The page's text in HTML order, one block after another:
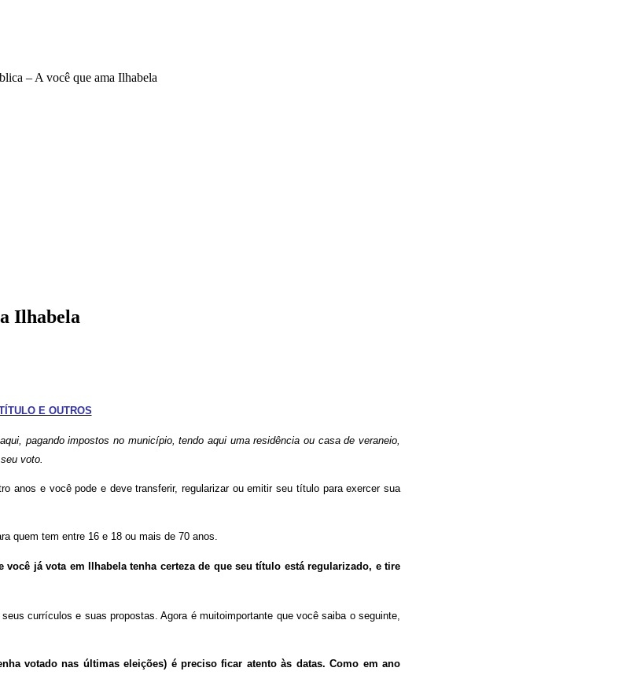
– A você que ama Ilhabela
Ilhabela
E OUTROS
pagando impostos no município, tendo aqui uma residência ou casa de veraneio,
voto.
anos e você pode e deve transferir, regularizar ou emitir seu título para exercer sua
quem tem entre 16 e 18 ou mais de 70 anos.
já vota em Ilhabela tenha certeza de que seu título está regularizado, e tire
currículos e suas propostas. Agora é muitoimportante que você saiba o seguinte,
votado nas últimas eleições) é preciso ficar atento às datas. Como em ano